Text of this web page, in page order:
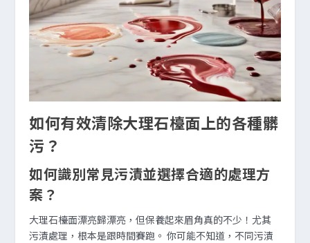
如何有效清除大理石檯面上的各種髒
污？
如何識別常見污漬並選擇合適的處理方
案？
大理石檯面漂亮歸漂亮，但保養起來眉角真的不少！尤其
污漬處理，根本是跟時間賽跑。 你可能不知道，不同污漬